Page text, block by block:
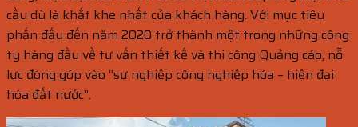
cầu dù là khắt khe nhất của khách hàng. Với mục tiêu
phấn đấu đến năm 2020 trở thành một trong những công
ty hàng đầu về tư vấn thiết kế và thi công Quảng cáo, nỗ
lực đóng góp vào “sự nghiệp công nghiệp hóa – hiện đại
hóa đất nước”.